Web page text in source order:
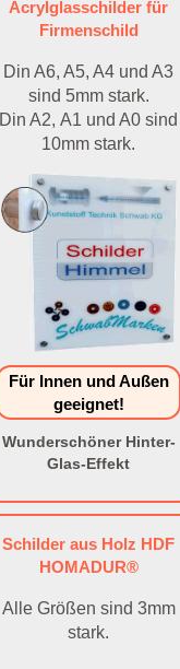
Acrylglasschilder für
Firmenschild
Din A6, A5, A4 und A3
sind 5mm stark.
Din A2, A1 und A0 sind
10mm stark.
Für Innen und Außen
geeignet!
Wunderschöner Hinter-
Glas-Effekt
Schilder aus Holz HDF
HOMADUR®
Alle Größen sind 3mm
stark.